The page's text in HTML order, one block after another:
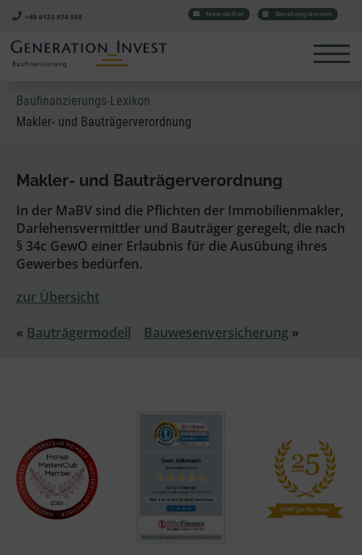
+49 6123 974 558 Beratungstermin
Newsletter
Baufinanzierungs-Lexikon
Makler- und Bauträgerverordnung
Makler- und Bauträgerverordnung
In der MaBV sind die Pflichten der Immobilienmakler,
Darlehensvermittler und Bauträger geregelt, die nach
§ 34c GewO einer Erlaubnis für die Ausübung ihres
Gewerbes bedürfen.
zur Übersicht
« Bauträgermodell Bauwesenversicherung »